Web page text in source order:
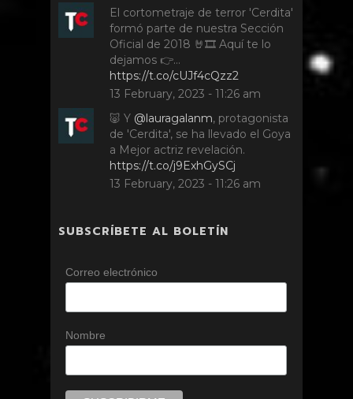
El cortometraje de terror 'Cerdita'
formó parte de nuestra Sección
Oficial de 2018 🤘🎞️ Aquí te lo
dejamos 👉…
https://t.co/cUJf4cQzz2
13 February, 2023 - 11:26 am
🐷 Y @lauragalanm, protagonista
de 'Cerdita', se ha llevado el Goya
a Mejor actriz revelación.
https://t.co/j9ExhGySCj
13 February, 2023 - 11:26 am
SUBSCRÍBETE AL BOLETÍN
Correo electrónico
Nombre